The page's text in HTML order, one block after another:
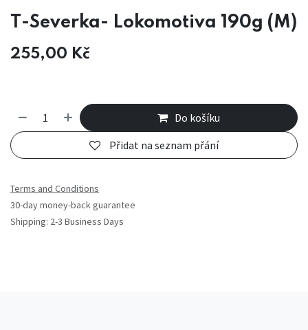
T-Severka- Lokomotiva 190g (M)
255,00 Kč
Do košíku
Přidat na seznam přání
Terms and Conditions
30-day money-back guarantee
Shipping: 2-3 Business Days